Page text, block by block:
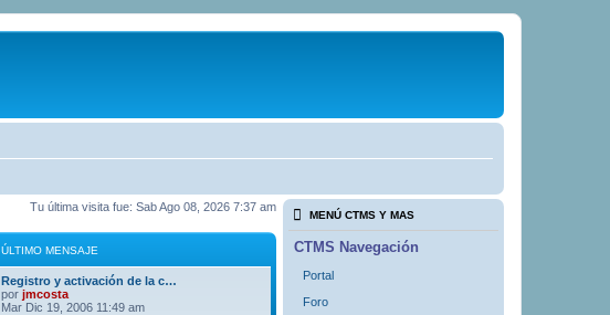
Tu última visita fue: Sab Ago 08, 2026 7:37 am
ÚLTIMO MENSAJE
Registro y activación de la c…
por jmcosta
Mar Dic 19, 2006 11:49 am
MENÚ CTMS Y MAS
CTMS Navegación
Portal
Foro